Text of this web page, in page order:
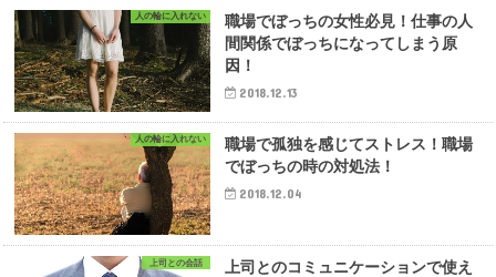
人の輪に入れない
職場でぼっちの女性必見！仕事の人
間関係でぼっちになってしまう原
因！
2018.12.13
人の輪に入れない
職場で孤独を感じてストレス！職場
でぼっちの時の対処法！
2018.12.04
上司との会話
上司とのコミュニケーションで使え